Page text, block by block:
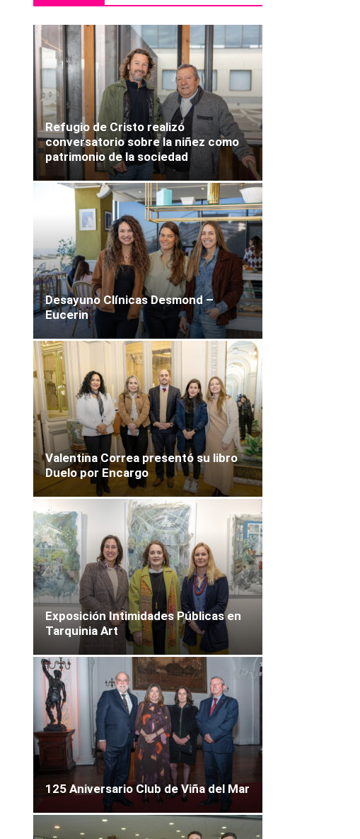
Bárbara Fernández, Javiera
Refugio de Cristo realizó
conversatorio sobre la niñez como
patrimonio de la sociedad
Desayuno Clínicas Desmond –
Eucerin
Valentina Correa presentó su libro
Duelo por Encargo
Exposición Intimidades Públicas en
Tarquinia Art
125 Aniversario Club de Viña del Mar